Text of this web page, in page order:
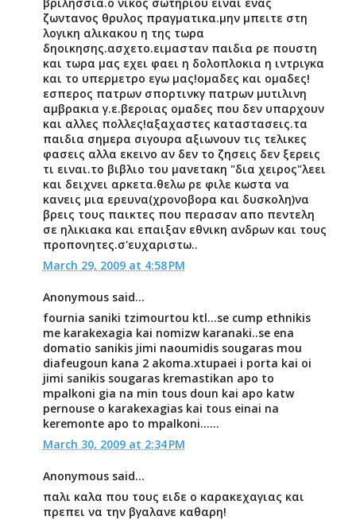
ζωντανος θρυλος πραγματικα.μην μπειτε στη
λογικη αλικακου η της τωρα
δηοικησης.ασχετο.ειμασταν παιδια ρε πουστη
και τωρα μας εχει φαει η δολοπλοκια η ιντριγκα
και το υπερμετρο εγω μας!ομαδες και ομαδες!
εσπερος πατρων σπορτινκγ πατρων μυτιλινη
αμβρακια γ.ε.βεροιας ομαδες που δεν υπαρχουν
και αλλες πολλες!αξαχαστες καταστασεις.τα
παιδια σημερα σιγουρα αξιωνουν τις τελικες
φασεις αλλα εκεινο αν δεν το ζησεις δεν ξερεις
τι ειναι.το βιβλιο του μανετακη "δια χειρος"λεει
και δειχνει αρκετα.θελω ρε φιλε κωστα να
κανεις μια ερευνα(χρονοβορα και δυσκολη)να
βρεις τους παικτες που περασαν απο πεντελη
σε ηλικιακα και επαιξαν εθνικη ανδρων και τους
προπονητες.σ'ευχαριστω..
March 29, 2009 at 4:58 PM
Anonymous said...
fournia saniki tzimourtou ktl...se cump ethnikis
me karakexagia kai nomizw karanaki..se ena
domatio sanikis jimi naoumidis sougaras mou
diafeugoun kana 2 akoma.xtupaei i porta kai oi
jimi sanikis sougaras kremastikan apo to
mpalkoni gia na min tous doun kai apo katw
pernouse o karakexagias kai tous einai na
keremonte apo to mpalkoni......
March 30, 2009 at 2:34 PM
Anonymous said...
παλι καλα που τους ειδε ο καρακεχαγιας και
πρεπει να την βγαλανε καθαρη!